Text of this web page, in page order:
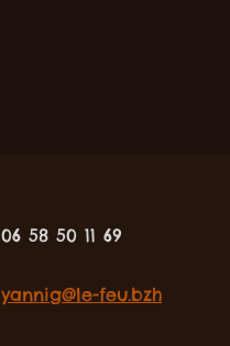
06 58 50 11 69
yannig@le-feu.bzh